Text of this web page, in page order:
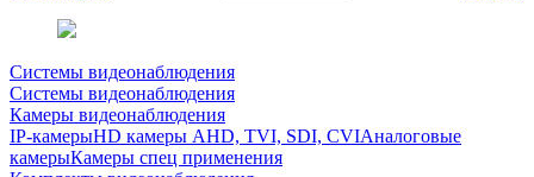
Системы видеонаблюдения
Системы видеонаблюдения
Камеры видеонаблюдения
IP-камерыHD камеры AHD, TVI, SDI, CVIАналоговые
камерыКамеры спец применения